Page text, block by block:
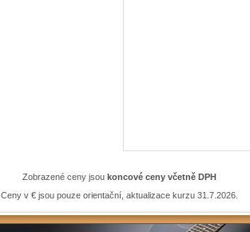
Zobrazené ceny jsou koncové ceny včetně DPH
Ceny v € jsou pouze orientační, aktualizace kurzu 31.7.2026.